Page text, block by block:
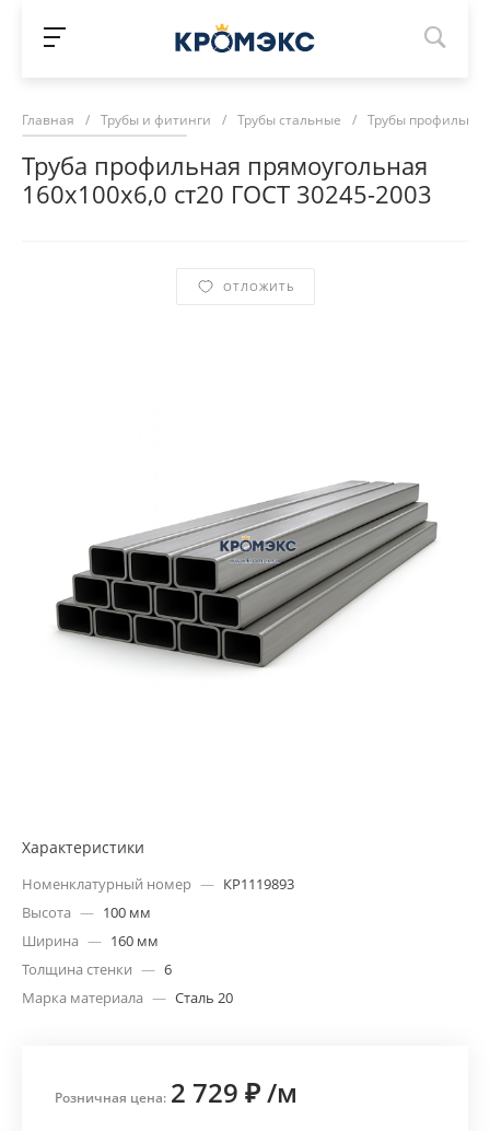
Главная / Трубы и фитинги / Трубы стальные / Трубы
Труба профильная прямоугольная
160х100х6,0 ст20 ГОСТ 30245-2003
ОТЛОЖИТЬ
Характеристики
Номенклатурный номер — КР1119893
Высота — 100 мм
Ширина — 160 мм
Толщина стенки — 6
Марка материала — Сталь 20
Розничная цена: 2 729 ₽/м